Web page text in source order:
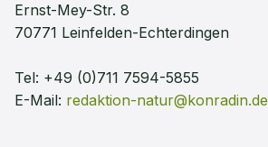
Ernst-Mey-Str. 8
70771 Leinfelden-Echterdingen
Tel: +49 (0)711 7594-5855
E-Mail: redaktion-natur@konradin.de